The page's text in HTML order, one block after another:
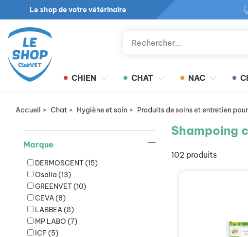
Le shop de votre vétérinaire
CHIEN CHAT NAC
Accueil > Chat > Hygiène et soin > Produits de soins et entretien
Marque
DERMOSCENT(15)
Osalia (13)
GREENVET(10)
CEVA(8)
LABBEA(8)
MP LABO (7)
ICF (5)
Shampoing
102 produits